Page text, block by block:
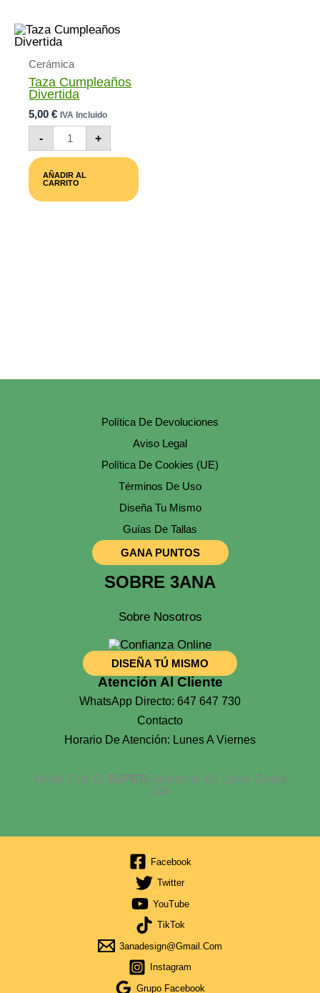
Cerámica
Taza Cumpleaños
Divertida
5,00€ IVA Incluido
-
Taza
Cumpleaños
Divertida
+
AÑADIR AL
CARRITO
Política De Devoluciones
Aviso Legal
Política De Cookies (UE)
Términos De Uso
Diseña Tu Mismo
Guías De Tallas
GANA PUNTOS
SOBRE 3ANA
Sobre Nosotros
DISEÑA TÚ MISMO
Atención Al Cliente
WhatsApp Directo: 647 647 730
Contacto
Horario De Atención: Lunes A Viernes
Habla Con El SUPERAsistente En Linea Gratis
24h
Facebook
Twitter
YouTube
TikTok
3anadesign@gmail.com
Instagram
Grupo Facebook